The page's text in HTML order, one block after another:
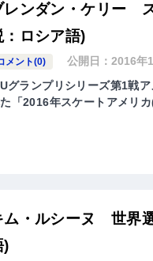
レンダン・ケリー
：ロシア語)
メント(0) 公開日：2016年
グランプリシリーズ第1戦
「2016年スケートアメ
ム・ルシーヌ 世界
)